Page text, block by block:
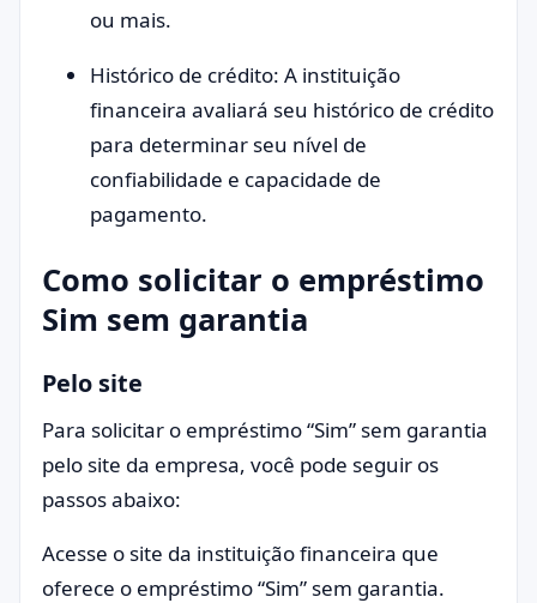
ou mais.
Histórico de crédito: A instituição
financeira avaliará seu histórico de crédito
para determinar seu nível de
confiabilidade e capacidade de
pagamento.
Como solicitar o empréstimo
Sim sem garantia
Pelo site
Para solicitar o empréstimo “Sim” sem garantia
pelo site da empresa, você pode seguir os
passos abaixo:
Acesse o site da instituição financeira que
oferece o empréstimo “Sim” sem garantia.